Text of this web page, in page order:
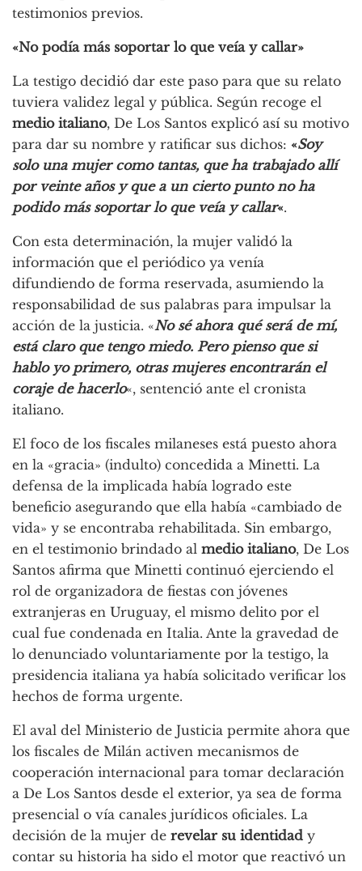
testimonios previos.
«No podía más soportar lo que veía y callar»
La testigo decidió dar este paso para que su relato
tuviera validez legal y pública. Según recoge el
medio italiano, De Los Santos explicó así su motivo
para dar su nombre y ratificar sus dichos: «Soy
solo una mujer como tantas, que ha trabajado allí
por veinte años y que a un cierto punto no ha
podido más soportar lo que veía y callar«.
Con esta determinación, la mujer validó la
información que el periódico ya venía
difundiendo de forma reservada, asumiendo la
responsabilidad de sus palabras para impulsar la
acción de la justicia. «No sé ahora qué será de mí,
está claro que tengo miedo. Pero pienso que si
hablo yo primero, otras mujeres encontrarán el
coraje de hacerlo«, sentenció ante el cronista
italiano.
El foco de los fiscales milaneses está puesto ahora
en la «gracia» (indulto) concedida a Minetti. La
defensa de la implicada había logrado este
beneficio asegurando que ella había «cambiado de
vida» y se encontraba rehabilitada. Sin embargo,
en el testimonio brindado al medio italiano, De Los
Santos afirma que Minetti continuó ejerciendo el
rol de organizadora de fiestas con jóvenes
extranjeras en Uruguay, el mismo delito por el
cual fue condenada en Italia. Ante la gravedad de
lo denunciado voluntariamente por la testigo, la
presidencia italiana ya había solicitado verificar los
hechos de forma urgente.
El aval del Ministerio de Justicia permite ahora que
los fiscales de Milán activen mecanismos de
cooperación internacional para tomar declaración
a De Los Santos desde el exterior, ya sea de forma
presencial o vía canales jurídicos oficiales. La
decisión de la mujer de revelar su identidad y
contar su historia ha sido el motor que reactivó un